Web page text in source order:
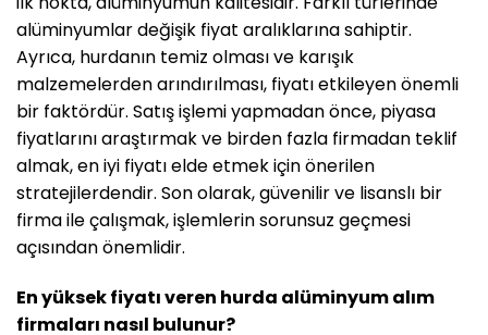
alüminyumlar değişik fiyat aralıklarına sahiptir.
Ayrıca, hurdanın temiz olması ve karışık
malzemelerden arındırılması, fiyatı etkileyen önemli
bir faktördür. Satış işlemi yapmadan önce, piyasa
fiyatlarını araştırmak ve birden fazla firmadan teklif
almak, en iyi fiyatı elde etmek için önerilen
stratejilerdendir. Son olarak, güvenilir ve lisanslı bir
firma ile çalışmak, işlemlerin sorunsuz geçmesi
açısından önemlidir.
En yüksek fiyatı veren hurda alüminyum alım
firmaları nasıl bulunur?